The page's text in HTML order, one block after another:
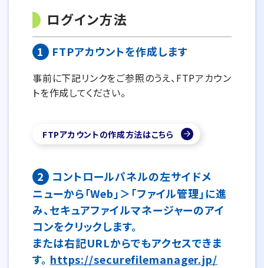
ログイン方法
1 FTPアカウントを作成します
事前に下記リンクをご参照のうえ、FTPアカウン
トを作成してください。
FTPアカウントの作成方法はこちら
2
コントロールパネルの左サイドメ
ニューから「Web」＞「ファイル管理」に進
み、セキュアファイルマネージャーのアイ
コンをクリックします。
または右記URLからでもアクセスできま
す。 https://securefilemanager.jp/